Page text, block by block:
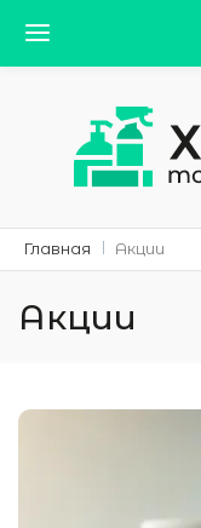
Главная Акции
Акции